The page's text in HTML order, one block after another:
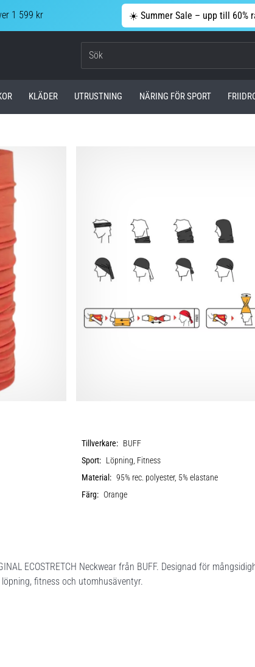
1 599 kr ☀️ Summer Sale – upp till 60%
KLÄDER UTRUSTNING NÄRING FÖR SPORT
Tillverkare: BUFF
Sport: Löpning, Fitness
Material: 95% rec. polyester, 5% elastane
Färg: Orange
ECOSTRETCH Neckwear från BUFF. Designad för
fitness och utomhusäventyr.